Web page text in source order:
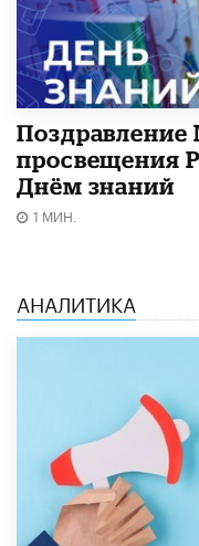
Поздравление
просвещения
Днём знаний
1 МИН.
АНАЛИТИКА